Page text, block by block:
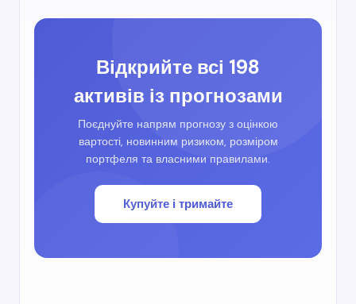
Відкрийте всі 198
активів із прогнозами
Поєднуйте напрям прогнозу з оцінкою
вартості, новинним ризиком, розміром
портфеля та власними правилами.
Купуйте і тримайте